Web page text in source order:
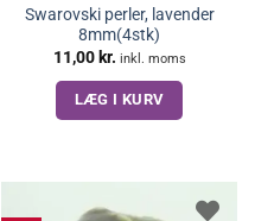
Swarovski perler, lavender
8mm(4stk)
11,00 kr. inkl. moms
LÆG I KURV